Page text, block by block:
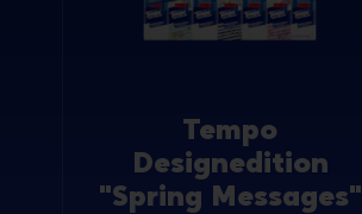
Tempo
Designedition
"Spring Messages"